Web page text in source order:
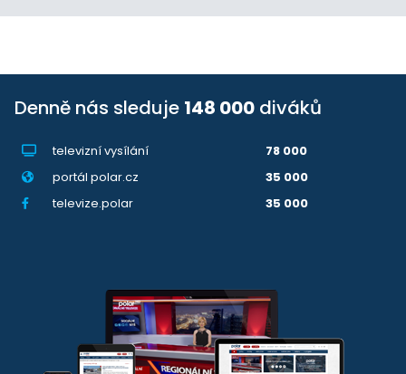
Denně nás sleduje 148 000 diváků
televizní vysílání
78 000
portál polar.cz
35 000
televize.polar
35 000